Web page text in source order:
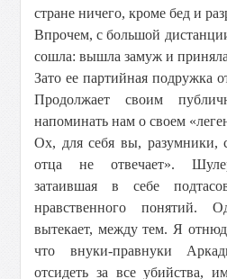
стране ничего, кроме бед и
Впрочем, с большой
сошла: вышла замуж и
Зато ее партийная подружка
Продолжает своим
напоминать нам о своем
Ох, для себя вы, разумники,
отца не отвечает».
затаившая в себе
нравственного понятий.
вытекает, между тем. Я
что внуки-правнуки
отсидеть за все убийства,